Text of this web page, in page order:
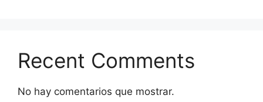
Recent Comments
No hay comentarios que mostrar.